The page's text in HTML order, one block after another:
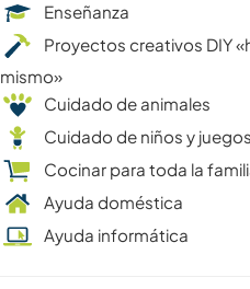
Enseñanza
Proyectos creativos DIY
mismo»
Cuidado de animales
Cuidado de niños y
Cocinar para toda la
Ayuda doméstica
Ayuda informática